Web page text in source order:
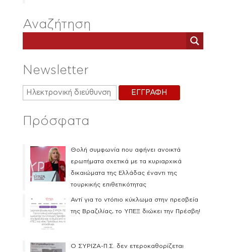
Αναζήτηση
Newsletter
Πρόσφατα
Θολή συμφωνία που αφήνει ανοικτά
ερωτήματα σχετικά με τα κυριαρχικά
δικαιώματα της Ελλάδας έναντι της
τουρκικής επιθετικότητας
Αντί για το ντόπιο κύκλωμα στην πρεσβεία
της Βραζιλίας, το ΥΠΕΞ διώκει την Πρέσβη!
Ο ΣΥΡΙΖΑ-Π.Σ. δεν ετεροκαθορίζεται